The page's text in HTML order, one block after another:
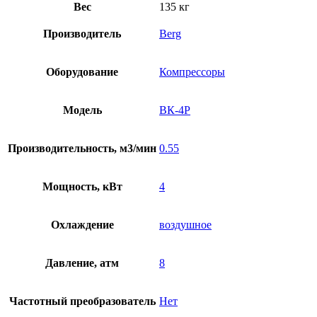
Вес 135 кг
Производитель Berg
Оборудование Компрессоры
Модель ВК-4Р
Производительность, м3/мин 0.55
Мощность, кВт 4
Охлаждение воздушное
Давление, атм 8
Частотный преобразователь Нет